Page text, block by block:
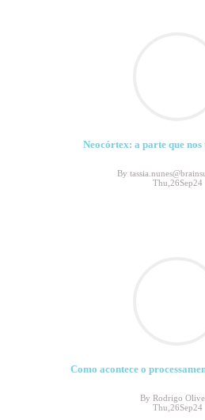
Neocórtex: a parte que
By
Thu,26Sep24
Como acontece o
By Rodrigo
Thu,26Sep24